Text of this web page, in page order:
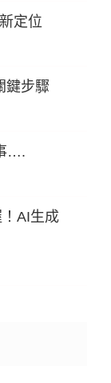
定位
鍵步驟
….
！AI生成